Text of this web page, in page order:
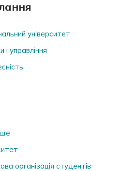
університет
управління
організація студентів